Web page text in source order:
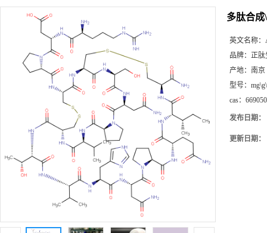
多肽合成
英文名称：
品牌： 正肽
产地： 南京
型号：
cas：
发布日期：
更新日期：